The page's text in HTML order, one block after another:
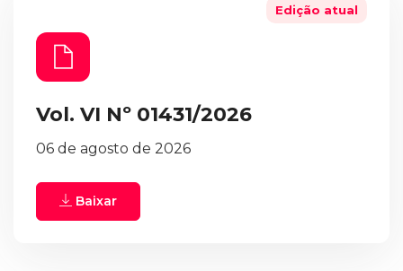
Edição atual
Vol. VI Nº 01431/2026
06 de agosto de 2026
Baixar